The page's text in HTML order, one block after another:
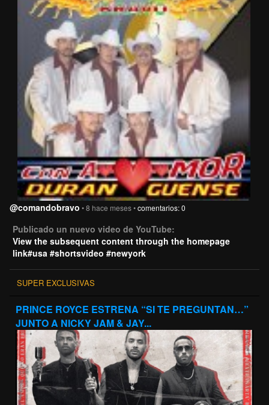
@comandobravo • 8 hace meses •comentarios: 0
Publicado un nuevo video de YouTube:
View the subsequent content through the homepage
link#usa #shortsvideo #newyork
SUPER EXCLUSIVAS
PRINCE ROYCE ESTRENA “SI TE PREGUNTAN…”
JUNTO A NICKY JAM & JAY...